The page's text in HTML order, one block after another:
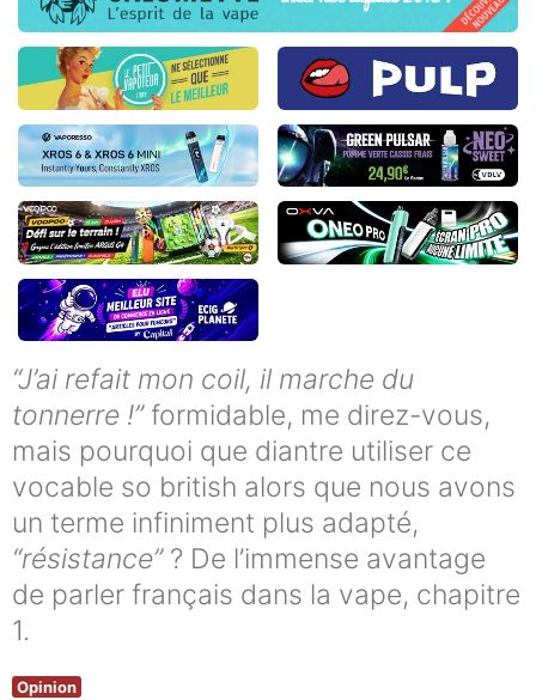
“J’ai refait mon coil, il marche du
tonnerre !”formidable, me direz-vous,
mais pourquoi que diantre utiliser ce
vocable so british alors que nous avons
un terme infiniment plus adapté,
“résistance”? De l’immense avantage
de parler français dans la vape, chapitre
1.
Opinion